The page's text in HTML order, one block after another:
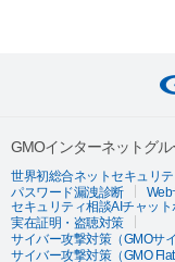
GMOインターネットグ
世界初総合ネットセキュリ
パスワード漏洩診断
Web
セキュリティ相談AIチャット
実在証明・盗聴対策
サイバー攻撃対策（GMOサ
サイバー攻撃対策（GMO